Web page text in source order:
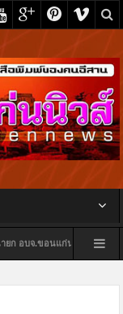
.ขอนแก่น” ใหม่ ชี้มูลพฤติการ